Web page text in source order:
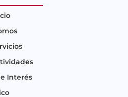
Interés